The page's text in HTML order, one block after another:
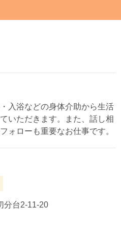
入浴などの身体介助から生活
いただきます。また、話し相
ォローも重要なお仕事です。
分台2-11-20